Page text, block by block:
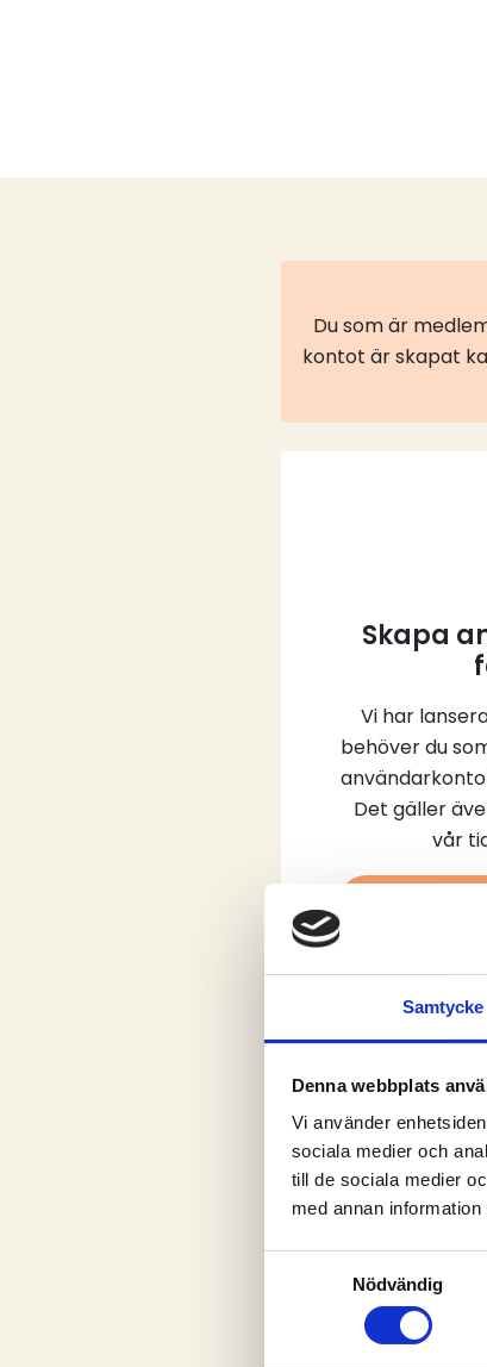
Samtycke
Denna webbplats
Vi använder
sociala medier och
till de sociala medier
med annan
Nödvändig
Du som är
kontot är skapat
Skapa
Vi har
behöver du
Det gäller
vår
Vem kan